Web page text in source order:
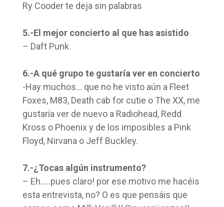
Ry Cooder te deja sin palabras
5.-El mejor concierto al que has asistido
– Daft Punk
6.-A qué grupo te gustaría ver en concierto
-Hay muchos… que no he visto aún a Fleet
Foxes, M83, Death cab for cutie o The XX, me
gustaría ver de nuevo a Radiohead, Redd
Kross o Phoenix y de los imposibles a Pink
Floyd, Nirvana o Jeff Buckley.
7.-¿Tocas algún instrumento?
– Eh…..pues claro! por ese motivo me hacéis
esta entrevista, no? O es que pensáis que